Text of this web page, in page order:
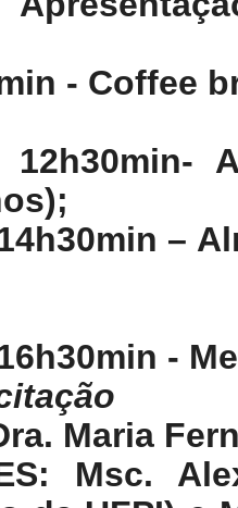
- Coffee
–
-
Maria
Msc.